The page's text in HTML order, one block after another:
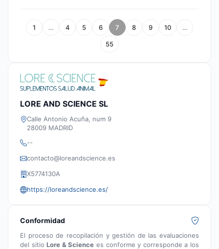
1 … 4 5 6 7 8 9 10 …
55
LORE AND SCIENCE SL
Calle Antonio Acuña, num 9
28009 MADRID
--
contacto@loreandscience.es
X5774130A
https://loreandscience.es/
Conformidad
El proceso de recopilación y gestión de las evaluaciones
del sitioLore & Science es conforme y corresponde a los